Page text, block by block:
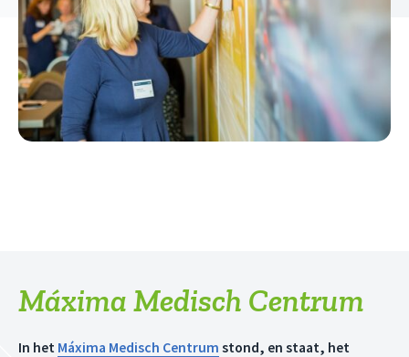
Máxima Medisch Centrum
In het Máxima Medisch Centrum stond, en staat, het